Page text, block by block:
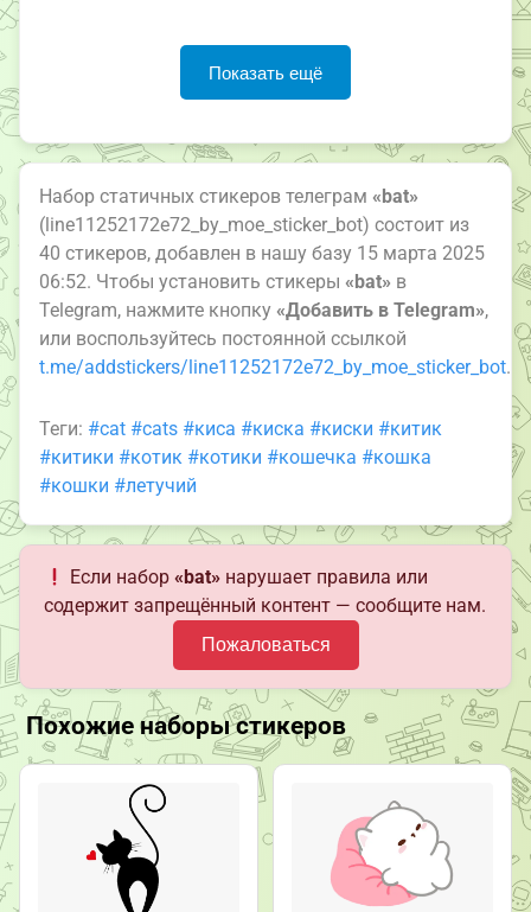
Показать ещё
Набор статичных стикеров телеграм «bat»
(line11252172e72_by_moe_sticker_bot) состоит из
40 стикеров, добавлен в нашу базу 15 марта 2025
06:52. Чтобы установить стикеры «bat» в
Telegram, нажмите кнопку «Добавить в Telegram»,
или воспользуйтесь постоянной ссылкой
t.me/addstickers/line11252172e72_by_moe_sticker_bot.
Теги: #cat #cats #киса #киска #киски #китик
#китики #котик #котики #кошечка #кошка
#кошки #летучий
Если набор«bat» нарушает правила или
содержит запрещённый контент — сообщите нам.
Пожаловаться
Похожие наборы стикеров